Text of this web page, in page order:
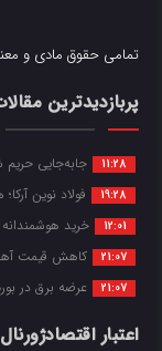
تمامی حقوق مادی و
پربازدیدترین
11:28 جابه‌جایی حریم
19:28 فولاد نوین
12:01 خرید هوشمندانه
21:07 کاهش قیمت آهن
21:07 عرضه برق در
اعتبار اقتصادژورنال